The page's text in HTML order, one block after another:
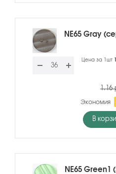
NE65 Gray
Цена за 1шт
1.16
Экономия
В
NE65 Green1